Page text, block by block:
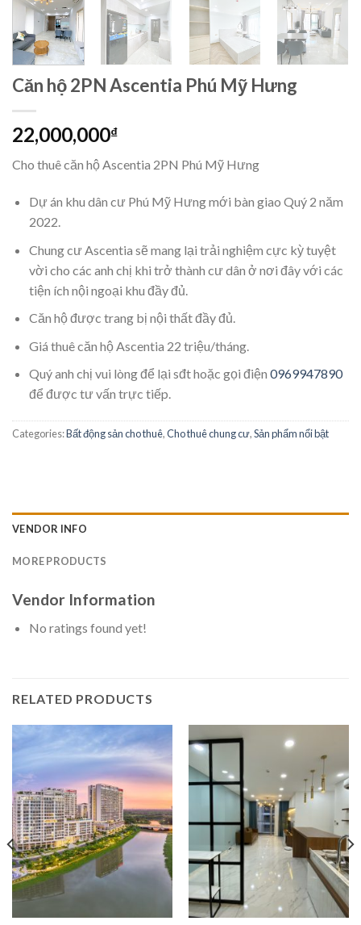
Căn hộ 2PN Ascentia Phú Mỹ Hưng
22,000,000₫
Cho thuê căn hộ Ascentia 2PN Phú Mỹ Hưng
Dự án khu dân cư Phú Mỹ Hưng mới bàn giao Quý 2 năm
2022.
Chung cư Ascentia sẽ mang lại trải nghiệm cực kỳ tuyệt
vời cho các anh chị khi trở thành cư dân ở nơi đây với các
tiện ích nội ngoại khu đầy đủ.
Căn hộ được trang bị nội thất đầy đủ.
Giá thuê căn hộ Ascentia 22 triệu/tháng.
Quý anh chị vui lòng để lại sđt hoặc gọi điện 0969947890
để được tư vấn trực tiếp.
Categories:Bất động sản cho thuê,Cho thuê chung cư,Sản phẩm nổi bật
VENDOR INFO
MORE PRODUCTS
Vendor Information
No ratings found yet!
RELATED PRODUCTS